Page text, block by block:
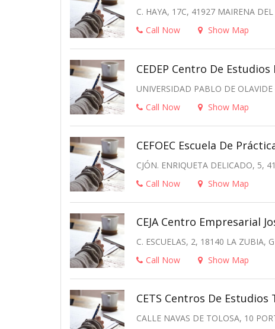
C. HAYA, 17C, 41927 MAIRENA DEL
Call Now
Show Map
CEDEP Centro De
UNIVERSIDAD PABLO DE
Call Now
Show Map
CEFOEC Escuela De
CJÓN. ENRIQUETA DELICADO, 5,
Call Now
Show Map
CEJA Centro Empresarial
C. ESCUELAS, 2, 18140 LA ZUBIA,
Call Now
Show Map
CETS Centros De
CALLE NAVAS DE TOLOSA, 10